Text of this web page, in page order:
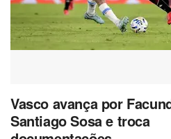
Vasco avança por
Santiago Sosa e troca